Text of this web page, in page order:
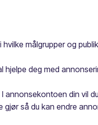
målgrupper og
hjelpe deg med
din vil
så du kan endre